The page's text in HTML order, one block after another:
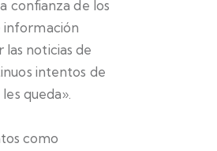
confianza de los
información
noticias de
intentos de
queda».
como